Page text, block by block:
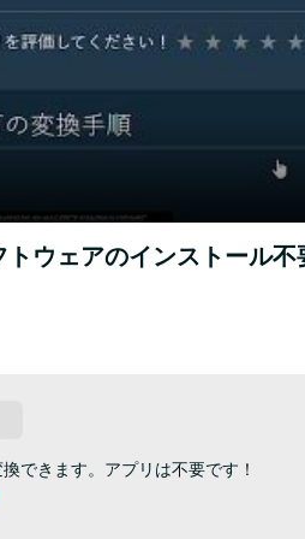
ウェアのインストール不
できます。アプリは不要です！